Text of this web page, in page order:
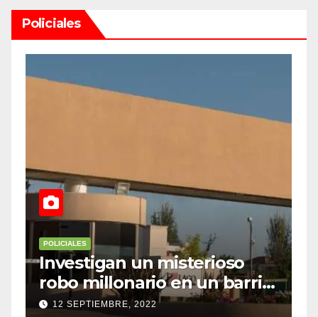
Policiales
POLICIALES
Investigan un misterioso
robo millonario en un barrio
top de Maipú
12 SEPTIEMBRE, 2022